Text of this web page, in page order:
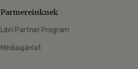
Partnereinknek
Libri Partner Program
Médiaajánlat